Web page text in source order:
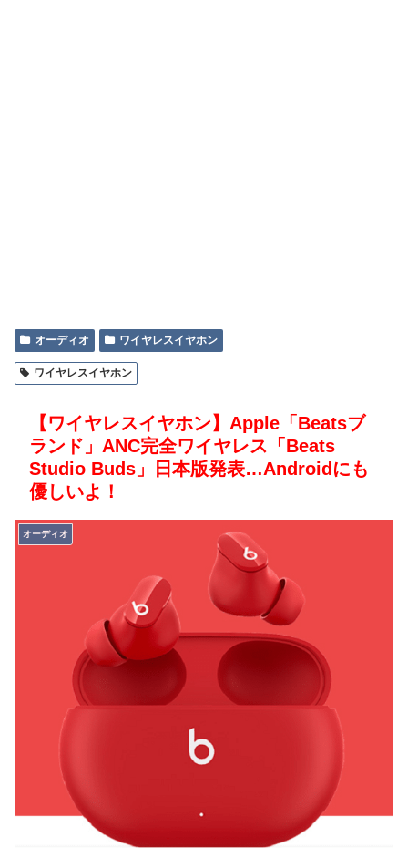
オーディオ ワイヤレスイヤホン
ワイヤレスイヤホン
【ワイヤレスイヤホン】Apple「Beatsブ
ランド」ANC完全ワイヤレス「Beats
Studio Buds」日本版発表…Androidにも
優しいよ！
オーディオ